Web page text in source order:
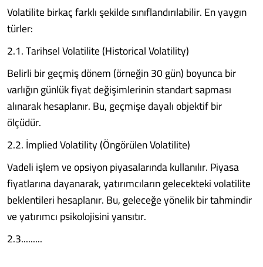
Volatilite birkaç farklı şekilde sınıflandırılabilir. En yaygın
türler:
2.1. Tarihsel Volatilite (Historical Volatility)
Belirli bir geçmiş dönem (örneğin 30 gün) boyunca bir
varlığın günlük fiyat değişimlerinin standart sapması
alınarak hesaplanır. Bu, geçmişe dayalı objektif bir
ölçüdür.
2.2. İmplied Volatility (Öngörülen Volatilite)
Vadeli işlem ve opsiyon piyasalarında kullanılır. Piyasa
fiyatlarına dayanarak, yatırımcıların gelecekteki volatilite
beklentileri hesaplanır. Bu, geleceğe yönelik bir tahmindir
ve yatırımcı psikolojisini yansıtır.
2.3.........